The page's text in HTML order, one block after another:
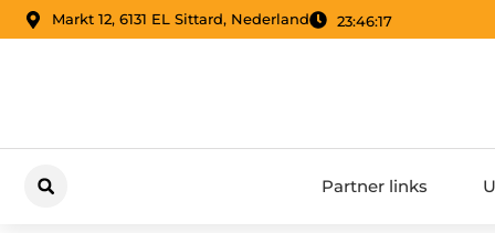
Markt 12, 6131 EL Sittard, Nederland 23:46:18
Partner links